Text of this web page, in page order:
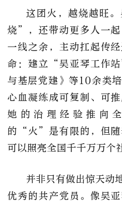
这团火，越烧越旺
烧”，还带动更多人一
一线之余，主动扛起传
命：建立“吴亚琴工作
与基层党建》等10余类
心血凝练成可复制、可
她的治理经验推向
的“火”是有限的，但随
可以照亮全国千千万万个
并非只有做出惊天动
优秀的共产党员。像吴